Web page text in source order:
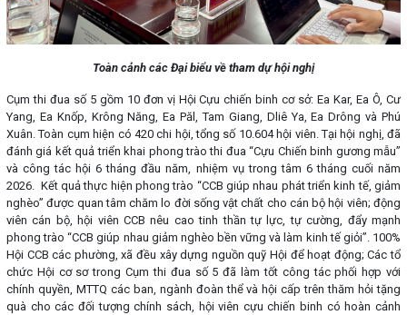
Toàn cảnh các Đại biểu về tham dự hội nghị
Cụm thi đua số 5 gồm 10 đơn vị Hội Cựu chiến binh cơ sở: Ea Kar, Ea Ô, Cư
Yang, Ea Knốp, Krông Năng, Ea Păl, Tam Giang, Dliê Ya, Ea Drông và Phú
Xuân. Toàn cụm hiện có 420 chi hội, tổng số 10.604 hội viên. Tại hội nghị, đã
đánh giá kết quả triển khai phong trào thi đua “Cựu Chiến binh gương mẫu”
và công tác hội 6 tháng đầu năm, nhiệm vụ trong tâm 6 tháng cuối năm
2026. Kết quả thực hiện phong trào “CCB giúp nhau phát triển kinh tế, giảm
nghèo” được quan tâm chăm lo đời sống vật chất cho cán bộ hội viên; động
viên cán bộ, hội viên CCB nêu cao tinh thần tự lực, tự cường, đẩy mạnh
phong trào “CCB giúp nhau giảm nghèo bền vững và làm kinh tế giỏi”. 100%
Hội CCB các phường, xã đều xây dựng nguồn quỹ Hội để hoạt động; Các tổ
chức Hội cơ sơ trong Cụm thi đua số 5 đã làm tốt công tác phối hợp với
chính quyền, MTTQ các ban, ngành đoàn thể và hội cấp trên thăm hỏi tặng
quà cho các đối tượng chính sách, hội viên cựu chiến binh có hoàn cảnh